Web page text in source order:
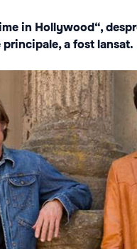
in Hollywood“,
a fost lansat.